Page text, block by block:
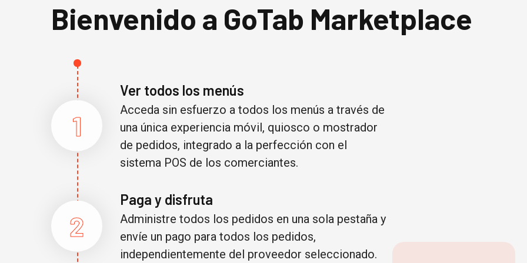
Bienvenido a GoTab Marketplace
1
Ver todos los menús
Acceda sin esfuerzo a todos los menús a través de
una única experiencia móvil, quiosco o mostrador
de pedidos, integrado a la perfección con el
sistema POS de los comerciantes.
2
Paga y disfruta
Administre todos los pedidos en una sola pestaña y
envíe un pago para todos los pedidos,
independientemente del proveedor seleccionado.